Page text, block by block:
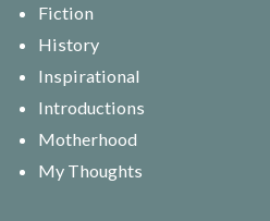
Fiction
History
Inspirational
Introductions
Motherhood
My Thoughts